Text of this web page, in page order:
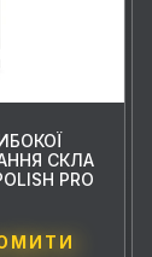
СКЛА
PRO